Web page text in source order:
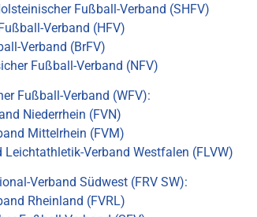
Fußball-Verband (SHFV)
Verband (HFV)
Verband (BrFV)
Fußball-Verband (NFV)
Fußball-Verband (WFV):
Niederrhein (FVN)
Mittelrhein (FVM)
Leichtathletik-Verband Westfalen (FLVW)
Verband Südwest (FRV SW):
Rheinland (FVRL)